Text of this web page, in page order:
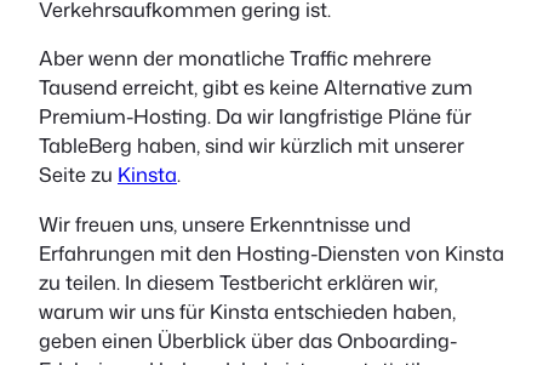
Verkehrsaufkommen gering ist.
Aber wenn der monatliche Traffic mehrere
Tausend erreicht, gibt es keine Alternative zum
Premium-Hosting. Da wir langfristige Pläne für
TableBerg haben, sind wir kürzlich mit unserer
Seite zu Kinsta.
Wir freuen uns, unsere Erkenntnisse und
Erfahrungen mit den Hosting-Diensten von Kinsta
zu teilen. In diesem Testbericht erklären wir,
warum wir uns für Kinsta entschieden haben,
geben einen Überblick über das Onboarding-